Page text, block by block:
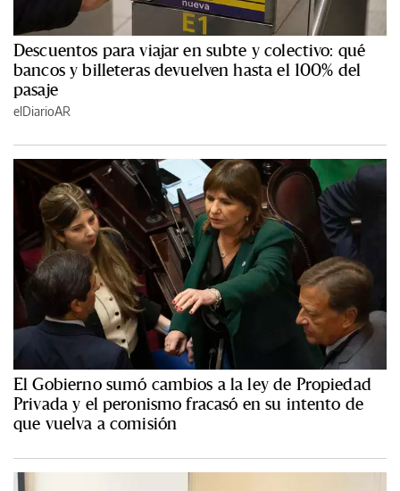
Descuentos para viajar en subte y colectivo: qué
bancos y billeteras devuelven hasta el 100% del
pasaje
elDiarioAR
El Gobierno sumó cambios a la ley de Propiedad
Privada y el peronismo fracasó en su intento de
que vuelva a comisión